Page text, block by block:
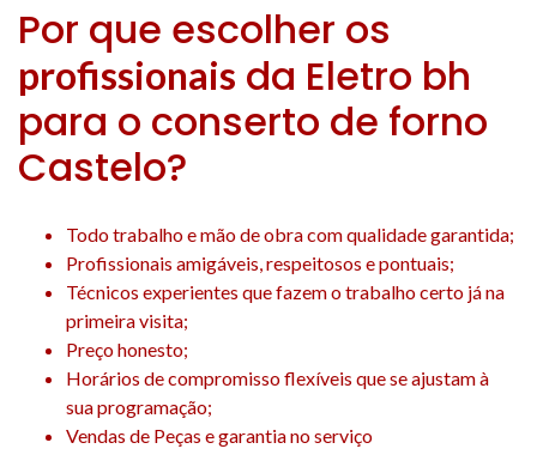
Por que escolher os
profissionais da Eletro bh
para o conserto de forno
Castelo?
Todo trabalho e mão de obra com qualidade garantida;
Profissionais amigáveis, respeitosos e pontuais;
Técnicos experientes que fazem o trabalho certo já na
primeira visita;
Preço honesto;
Horários de compromisso flexíveis que se ajustam à
sua programação;
Vendas de Peças e garantia no serviço